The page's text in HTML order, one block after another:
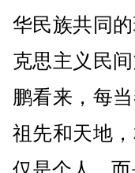
华民族共同
克思主义民
鹏看来，每
祖先和天地